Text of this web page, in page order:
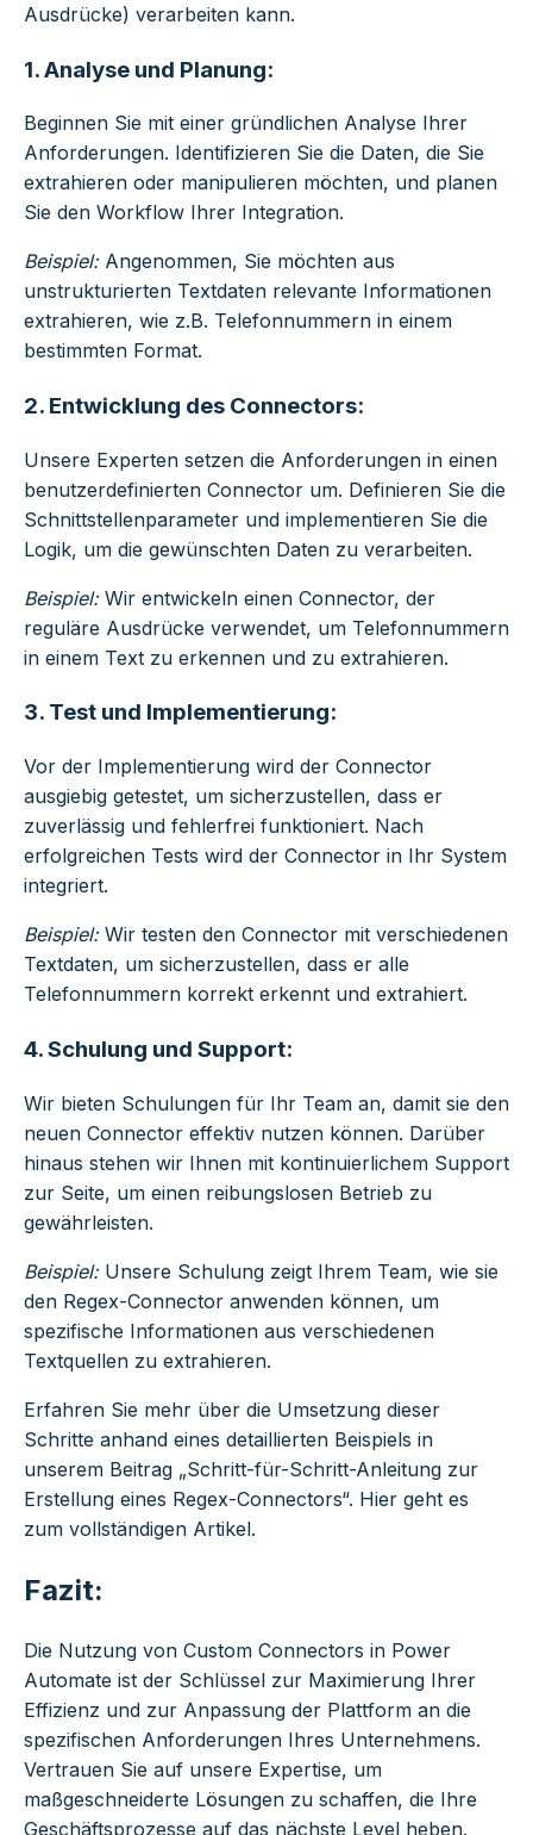
Ausdrücke) verarbeiten kann.
1.Analyse und Planung:
Beginnen Sie mit einer gründlichen Analyse Ihrer
Anforderungen. Identifizieren Sie die Daten, die Sie
extrahieren oder manipulieren möchten, und planen
Sie den Workflow Ihrer Integration.
Beispiel:Angenommen, Sie möchten aus
unstrukturierten Textdaten relevante Informationen
extrahieren, wie z.B. Telefonnummern in einem
bestimmten Format.
2. Entwicklung des Connectors:
Unsere Experten setzen die Anforderungen in einen
benutzerdefinierten Connector um. Definieren Sie die
Schnittstellenparameter und implementieren Sie die
Logik, um die gewünschten Daten zu verarbeiten.
Beispiel:Wir entwickeln einen Connector, der
reguläre Ausdrücke verwendet, um Telefonnummern
in einem Text zu erkennen und zu extrahieren.
3. Test und Implementierung:
Vor der Implementierung wird der Connector
ausgiebig getestet, um sicherzustellen, dass er
zuverlässig und fehlerfrei funktioniert. Nach
erfolgreichen Tests wird der Connector in Ihr System
integriert.
Beispiel:Wir testen den Connector mit verschiedenen
Textdaten, um sicherzustellen, dass er alle
Telefonnummern korrekt erkennt und extrahiert.
4. Schulung und Support:
Wir bieten Schulungen für Ihr Team an, damit sie den
neuen Connector effektiv nutzen können. Darüber
hinaus stehen wir Ihnen mit kontinuierlichem Support
zur Seite, um einen reibungslosen Betrieb zu
gewährleisten.
Beispiel:Unsere Schulung zeigt Ihrem Team, wie sie
den Regex-Connector anwenden können, um
spezifische Informationen aus verschiedenen
Textquellen zu extrahieren.
Erfahren Sie mehr über die Umsetzung dieser
Schritte anhand eines detaillierten Beispiels in
unserem Beitrag „Schritt-für-Schritt-Anleitung zur
Erstellung eines Regex-Connectors“. Hier geht es
zum vollständigen Artikel.
Fazit:
Die Nutzung von Custom Connectors in Power
Automate ist der Schlüssel zur Maximierung Ihrer
Effizienz und zur Anpassung der Plattform an die
spezifischen Anforderungen Ihres Unternehmens.
Vertrauen Sie auf unsere Expertise, um
maßgeschneiderte Lösungen zu schaffen, die Ihre
Geschäftsprozesse auf das nächste Level heben.